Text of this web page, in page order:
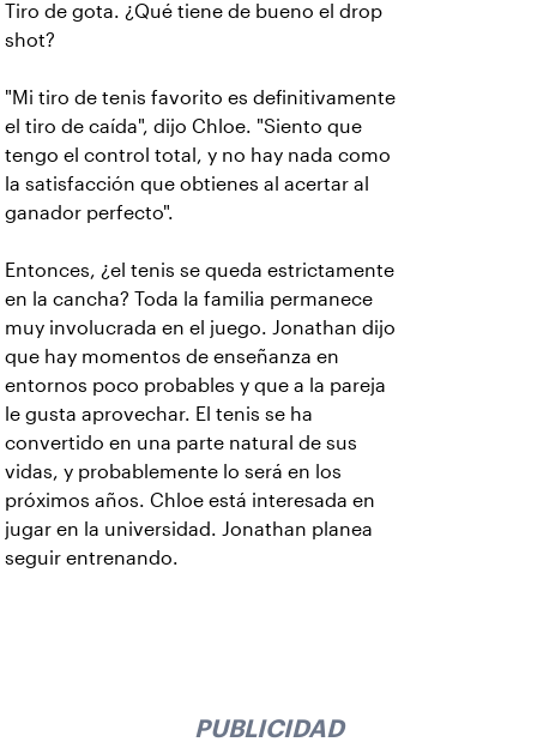
Tiro de gota. ¿Qué tiene de bueno el drop
shot?
"Mi tiro de tenis favorito es definitivamente
el tiro de caída", dijo Chloe. "Siento que
tengo el control total, y no hay nada como
la satisfacción que obtienes al acertar al
ganador perfecto".
Entonces, ¿el tenis se queda estrictamente
en la cancha? Toda la familia permanece
muy involucrada en el juego. Jonathan dijo
que hay momentos de enseñanza en
entornos poco probables y que a la pareja
le gusta aprovechar. El tenis se ha
convertido en una parte natural de sus
vidas, y probablemente lo será en los
próximos años. Chloe está interesada en
jugar en la universidad. Jonathan planea
seguir entrenando.
PUBLICIDAD